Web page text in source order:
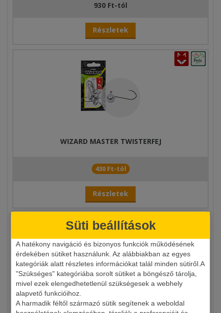
Süti beállítások
A hatékony navigáció és bizonyos funkciók működésének
érdekében sütiket használunk. Az alábbiakban az egyes
kategóriák alatt részletes információkat talál minden sütiről.A
"Szükséges" kategóriába sorolt sütiket a böngésző tárolja,
mivel ezek elengedhetetlenül szükségesek a webhely
alapvető funkcióihoz.
A harmadik féltől származó sütik segítenek a weboldal
930 Ft-tól
Részletek
WIZARD MASTER TWISTERFEJ
430 Ft-tól
Részletek
L&K LEGEND JIG